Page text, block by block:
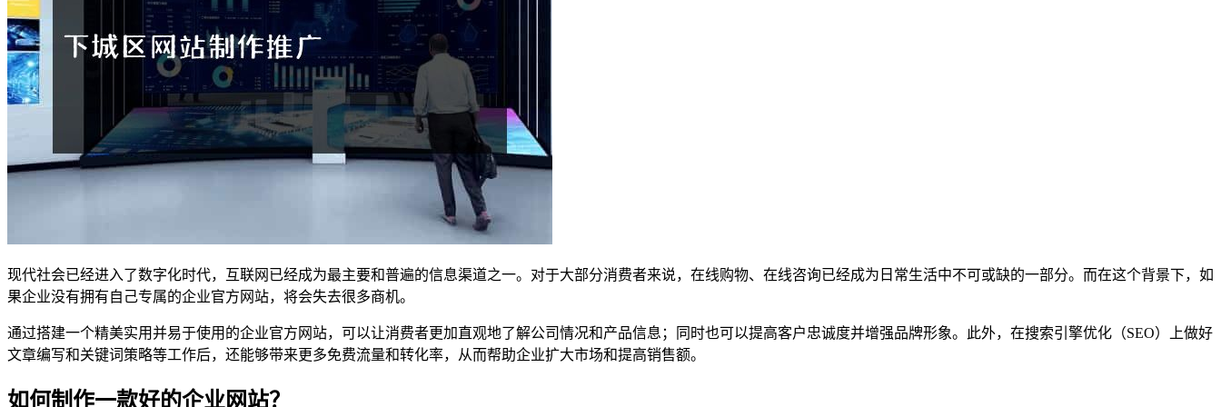
现代社会已经进入了数字化时代，互联网已经成为最主要和普遍的信息渠道之一。对于大部分消费者来说，在线购物、在线咨询已经成为日常生活中不可或缺的一部分。而在这个背景下，如
果企业没有拥有自己专属的企业官方网站，将会失去很多商机。
通过搭建一个精美实用并易于使用的企业官方网站，可以让消费者更加直观地了解公司情况和产品信息；同时也可以提高客户忠诚度并增强品牌形象。此外，在搜索引擎优化（SEO）上做好
文章编写和关键词策略等工作后，还能够带来更多免费流量和转化率，从而帮助企业扩大市场和提高销售额。
如何制作一款好的企业网站？